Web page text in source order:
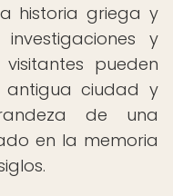
historia griega y
y
pueden
ciudad y
de una
en la memoria